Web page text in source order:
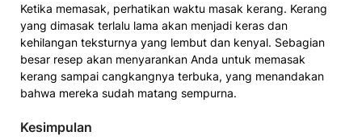
Ketika memasak, perhatikan waktu masak kerang. Kerang
yang dimasak terlalu lama akan menjadi keras dan
kehilangan teksturnya yang lembut dan kenyal. Sebagian
besar resep akan menyarankan Anda untuk memasak
kerang sampai cangkangnya terbuka, yang menandakan
bahwa mereka sudah matang sempurna.
Kesimpulan